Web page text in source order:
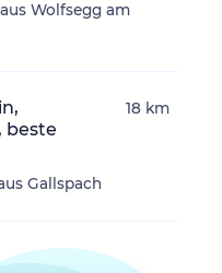
Wolfsegg am
beste
Gallspach
18 km